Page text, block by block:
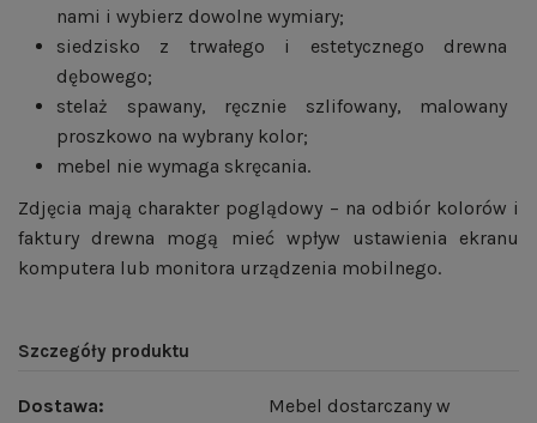
nami i wybierz dowolne wymiary;
siedzisko z trwałego i estetycznego drewna
dębowego;
stelaż spawany, ręcznie szlifowany, malowany
proszkowo na wybrany kolor;
mebel nie wymaga skręcania.
Zdjęcia mają charakter poglądowy – na odbiór kolorów i
faktury drewna mogą mieć wpływ ustawienia ekranu
komputera lub monitora urządzenia mobilnego.
Szczegóły produktu
Dostawa:
Mebel dostarczany w